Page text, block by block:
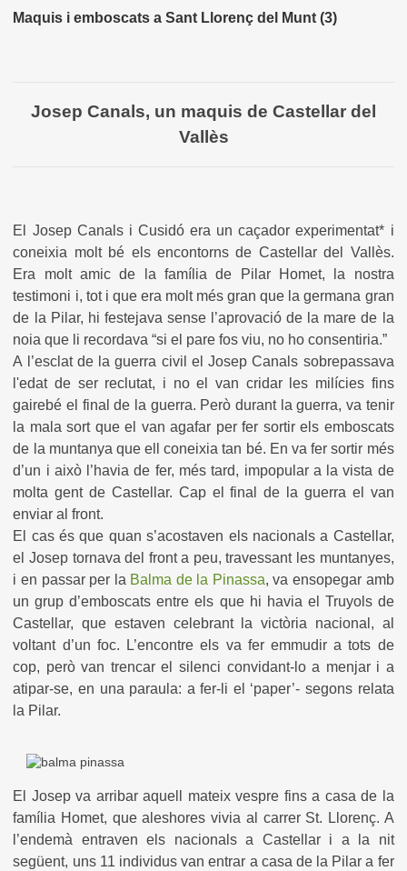
Maquis i emboscats a Sant Llorenç del Munt (3)
Josep Canals, un maquis de Castellar del
Vallès
El Josep Canals i Cusidó era un caçador experimentat* i
coneixia molt bé els encontorns de Castellar del Vallès.
Era molt amic de la família de Pilar Homet, la nostra
testimoni i, tot i que era molt més gran que la germana gran
de la Pilar, hi festejava sense l’aprovació de la mare de la
noia que li recordava “si el pare fos viu, no ho consentiria.”
A l’esclat de la guerra civil el Josep Canals sobrepassava
l'edat de ser reclutat, i no el van cridar les milícies fins
gairebé el final de la guerra. Però durant la guerra, va tenir
la mala sort que el van agafar per fer sortir els emboscats
de la muntanya que ell coneixia tan bé. En va fer sortir més
d’un i això l’havia de fer, més tard, impopular a la vista de
molta gent de Castellar. Cap el final de la guerra el van
enviar al front.
El cas és que quan s’acostaven els nacionals a Castellar,
el Josep tornava del front a peu, travessant les muntanyes,
i en passar per la Balma de la Pinassa, va ensopegar amb
un grup d’emboscats entre els que hi havia el Truyols de
Castellar, que estaven celebrant la victòria nacional, al
voltant d’un foc. L’encontre els va fer emmudir a tots de
cop, però van trencar el silenci convidant-lo a menjar i a
atipar-se, en una paraula: a fer-li el ‘paper’- segons relata
la Pilar.
El Josep va arribar aquell mateix vespre fins a casa de la
família Homet, que aleshores vivia al carrer St. Llorenç. A
l’endemà entraven els nacionals a Castellar i a la nit
següent, uns 11 individus van entrar a casa de la Pilar a fer